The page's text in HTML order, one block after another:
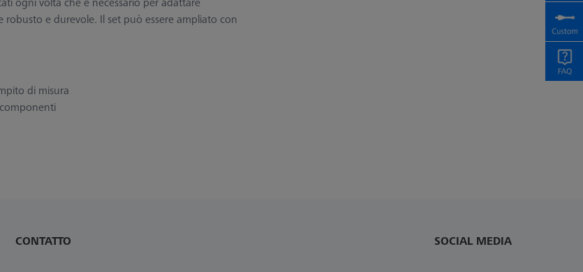
e durevole. Il set può essere ampliato con
di misura
CONTATTO SOCIAL MEDIA